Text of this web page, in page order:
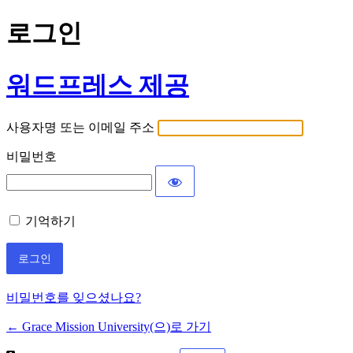
로그인
워드프레스 제공
사용자명 또는 이메일 주소
비밀번호
기억하기
비밀번호를 잊으셨나요?
← Grace Mission University(으)로 가기